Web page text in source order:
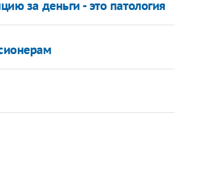
за деньги - это патология